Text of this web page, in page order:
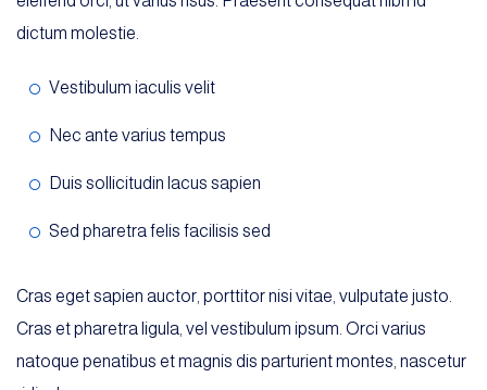
dictum molestie.
Vestibulum iaculis velit
Nec ante varius tempus
Duis sollicitudin lacus sapien
Sed pharetra felis facilisis sed
Cras eget sapien auctor, porttitor nisi vitae, vulputate justo.
Cras et pharetra ligula, vel vestibulum ipsum. Orci varius
natoque penatibus et magnis dis parturient montes, nascetur